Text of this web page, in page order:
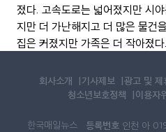
졌다. 고속도로는 넓어졌지만 시
지만 더 가난해지고 더 많은 물건
집은 커졌지만 가족은 더 작아졌
만 지혜는 모자란다. 전문가들은
회사소개 기사제보 광고 및 제
청소년보호정책
이용자
한국매일뉴스 등록번호 인천 아